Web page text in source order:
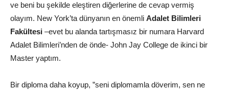
ve beni bu şekilde eleştiren diğerlerine de cevap vermiş
olayım. New York’ta dünyanın en önemli Adalet Bilimleri
Fakültesi –evet bu alanda tartışmasız bir numara Harvard
Adalet Bilimleri’nden de önde- John Jay College de ikinci bir
Master yaptım.
Bir diploma daha koyup, ”seni diplomamla döverim, sen ne